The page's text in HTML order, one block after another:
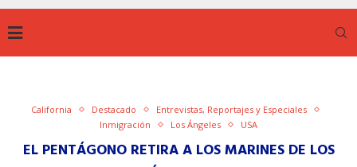
California Destacado
Entrevistas, Reportajes y Especiales
Inmigración
Los Ángeles USA
EL PENTÁGONO RETIRA A LOS MARINES DE LOS